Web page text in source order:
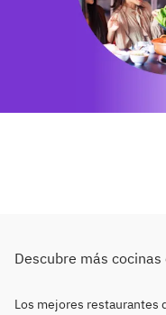
Descubre más
Los mejores restaurantes